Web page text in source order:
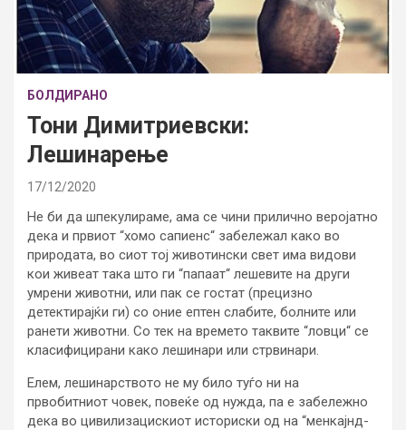
БОЛДИРАНО
Тони Димитриевски:
Лешинарење
17/12/2020
Не би да шпекулираме, ама се чини прилично веројатно
дека и првиот “хомо сапиенс“ забележал како во
природата, во сиот тој животински свет има видови
кои живеат така што ги “папаат“ лешевите на други
умрени животни, или пак се гостат (прецизно
детектирајќи ги) со оние ептен слабите, болните или
ранети животни. Со тек на времето таквите “ловци“ се
класифицирани како лешинари или стрвинари.
Елем, лешинарството не му било туѓо ни на
првобитниот човек, повеќе од нужда, па е забележно
дека во цивилизацискиот историски од на “менкајнд-